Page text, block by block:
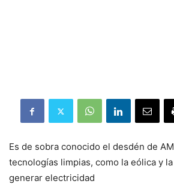
Es de sobra conocido el desdén de
tecnologías limpias, como la eólica y
generar electricidad